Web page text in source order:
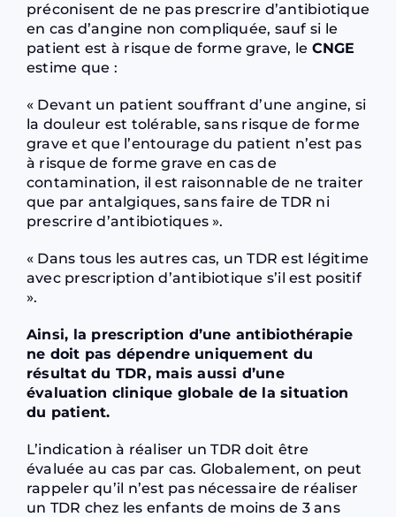
préconisent de ne pas prescrire d’antibiotique
en cas d’angine non compliquée, sauf si le
patient est à risque de forme grave, le CNGE
estime que :
« Devant un patient souffrant d’une angine, si
la douleur est tolérable, sans risque de forme
grave et que l’entourage du patient n’est pas
à risque de forme grave en cas de
contamination, il est raisonnable de ne traiter
que par antalgiques, sans faire de TDR ni
prescrire d’antibiotiques ».
« Dans tous les autres cas, un TDR est légitime
avec prescription d’antibiotique s’il est positif
».
Ainsi, la prescription d’une antibiothérapie
ne doit pas dépendre uniquement du
résultat du TDR, mais aussi d’une
évaluation clinique globale de la situation
du patient.
L’indication à réaliser un TDR doit être
évaluée au cas par cas. Globalement, on peut
rappeler qu’il n’est pas nécessaire de réaliser
un TDR chez les enfants de moins de 3 ans